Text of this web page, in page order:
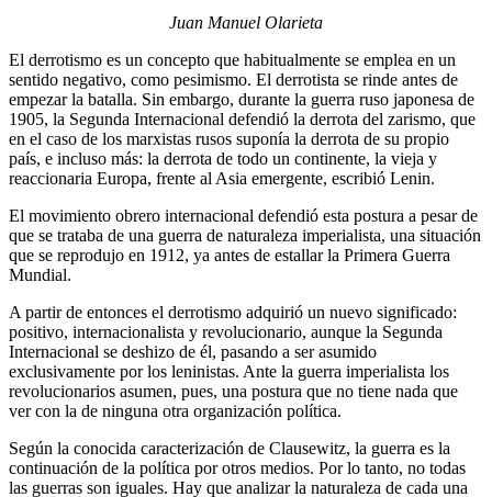
Juan Manuel Olarieta
El derrotismo es un concepto que habitualmente se emplea en un
sentido negativo, como pesimismo. El derrotista se rinde antes de
empezar la batalla. Sin embargo, durante la guerra ruso japonesa de
1905, la Segunda Internacional defendió la derrota del zarismo, que
en el caso de los marxistas rusos suponía la derrota de su propio
país, e incluso más: la derrota de todo un continente, la vieja y
reaccionaria Europa, frente al Asia emergente, escribió Lenin.
El movimiento obrero internacional defendió esta postura a pesar de
que se trataba de una guerra de naturaleza imperialista, una situación
que se reprodujo en 1912, ya antes de estallar la Primera Guerra
Mundial.
A partir de entonces el derrotismo adquirió un nuevo significado:
positivo, internacionalista y revolucionario, aunque la Segunda
Internacional se deshizo de él, pasando a ser asumido
exclusivamente por los leninistas. Ante la guerra imperialista los
revolucionarios asumen, pues, una postura que no tiene nada que
ver con la de ninguna otra organización política.
Según la conocida caracterización de Clausewitz, la guerra es la
continuación de la política por otros medios. Por lo tanto, no todas
las guerras son iguales. Hay que analizar la naturaleza de cada una